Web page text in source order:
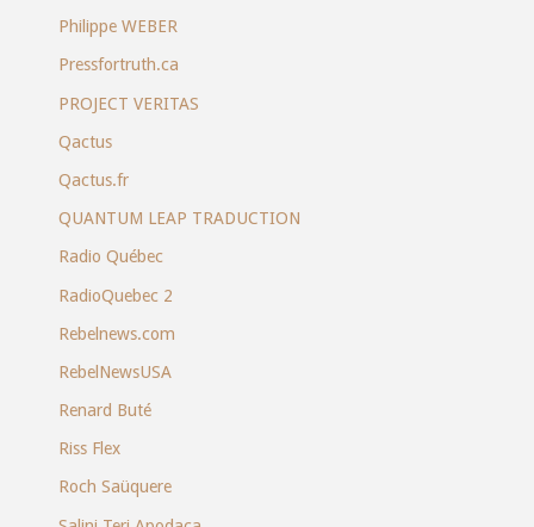
Philippe WEBER
Pressfortruth.ca
PROJECT VERITAS
Qactus
Qactus.fr
QUANTUM LEAP TRADUCTION
Radio Québec
RadioQuebec 2
Rebelnews.com
RebelNewsUSA
Renard Buté
Riss Flex
Roch Saüquere